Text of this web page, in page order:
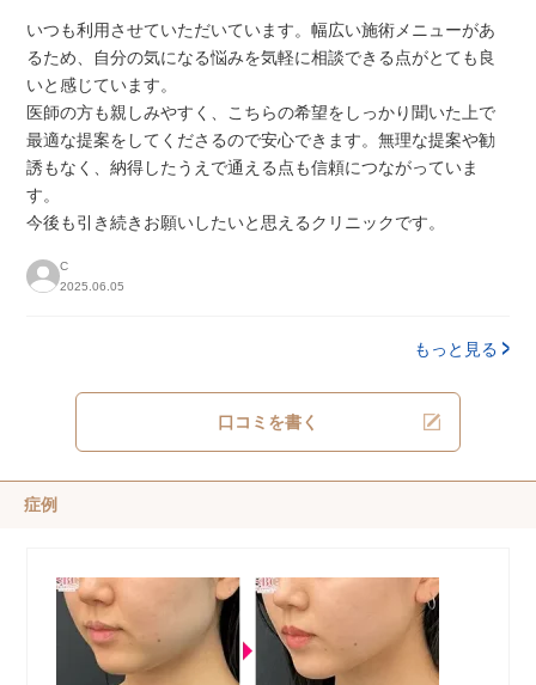
いつも利用させていただいています。幅広い施術メニューがあ
るため、自分の気になる悩みを気軽に相談できる点がとても良
いと感じています。
医師の方も親しみやすく、こちらの希望をしっかり聞いた上で
最適な提案をしてくださるので安心できます。無理な提案や勧
誘もなく、納得したうえで通える点も信頼につながっていま
す。
今後も引き続きお願いしたいと思えるクリニックです。
C
2025.06.05
もっと見る
口コミを書く
症例